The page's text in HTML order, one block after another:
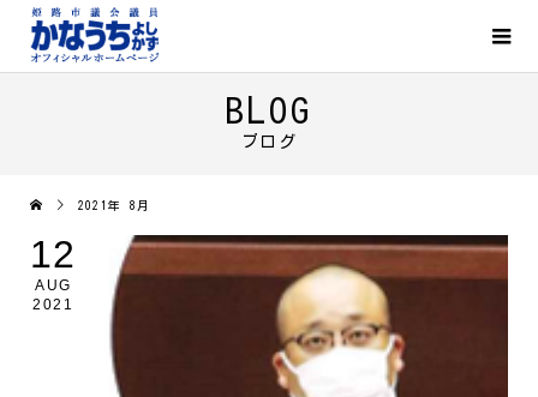
BLOG
ブログ
2021年 8月
12
AUG
2021